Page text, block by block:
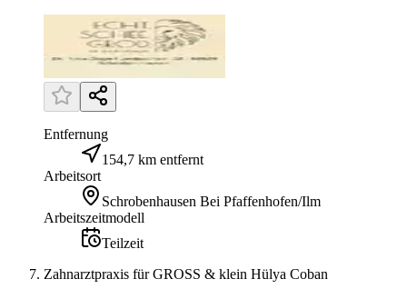
Entfernung
154,7 km entfernt
Arbeitsort
Schrobenhausen Bei Pfaffenhofen/Ilm
Arbeitszeitmodell
Teilzeit
Zahnarztpraxis für GROSS & klein Hülya Coban